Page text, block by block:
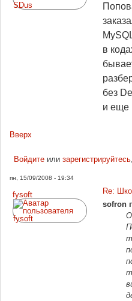
в
без
и еще
Вверх
Войдитеили зарегистрируйтесь
пн, 15/09/2008 - 19:34
fysoft
Re:
sofron
О